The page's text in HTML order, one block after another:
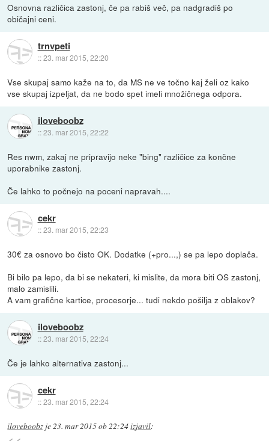
Osnovna različica zastonj, če pa rabiš več, pa nadgradiš po
običajni ceni.
trnvpeti
::23. mar 2015, 22:20
Vse skupaj samo kaže na to, da MS ne ve točno kaj želi oz kako
vse skupaj izpeljat, da ne bodo spet imeli množičnega odpora.
iloveboobz
::23. mar 2015, 22:22
Res nwm, zakaj ne pripravijo neke "bing" različice za končne
uporabnike zastonj.
Če lahko to počnejo na poceni napravah....
cekr
::23. mar 2015, 22:23
30€ za osnovo bo čisto OK. Dodatke (+pro...,) se pa lepo doplača.
Bi bilo pa lepo, da bi se nekateri, ki mislite, da mora biti OS zastonj,
malo zamislili.
A vam grafične kartice, procesorje... tudi nekdo pošilja z oblakov?
iloveboobz
::23. mar 2015, 22:24
Če je lahko alternativa zastonj...
cekr
::23. mar 2015, 22:24
iloveboobz je23. mar 2015 ob 22:24izjavil: